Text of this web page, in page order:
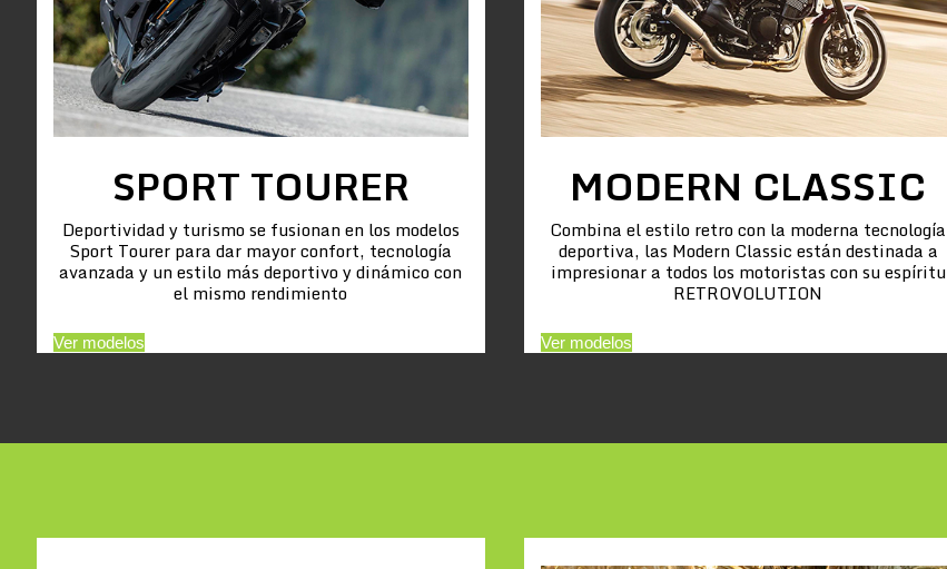
SPORT TOURER
Deportividad y turismo se fusionan en los modelos
Sport Tourer para dar mayor confort, tecnología
avanzada y un estilo más deportivo y dinámico con
el mismo rendimiento
Ver modelos
MODERN CLASSIC
Combina el estilo retro con la moderna tecnología
deportiva, las Modern Classic están destinada a
impresionar a todos los motoristas con su espíritu
RETROVOLUTION
Ver modelos